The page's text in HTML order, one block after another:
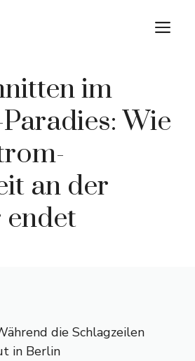
im
Wie
an der
die Schlagzeilen
in Berlin